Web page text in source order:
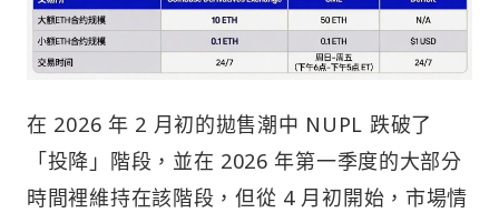
在 2026 年 2 月初的拋售潮中 NUPL 跌破了
「投降」階段，並在 2026 年第一季度的大部分
時間裡維持在該階段，但從 4 月初開始，市場情